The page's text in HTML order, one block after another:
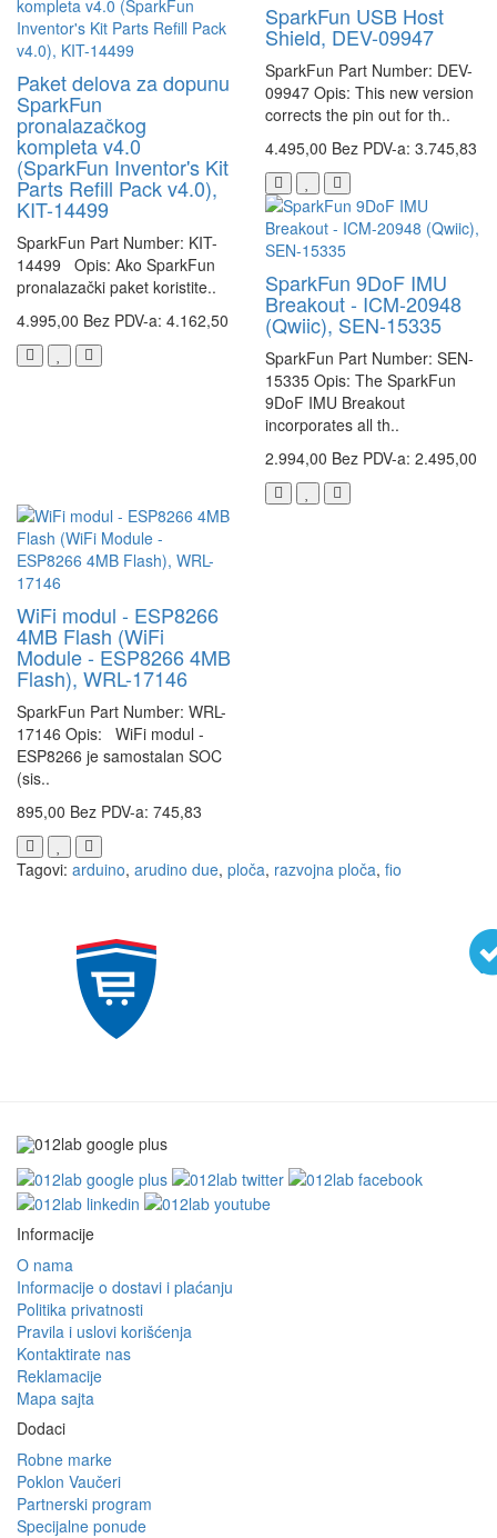
Paket delova za dopunu
SparkFun
pronalazačkog
kompleta v4.0
(SparkFun Inventor's Kit
Parts Refill Pack v4.0),
KIT-14499
SparkFun Part Number: KIT-
14499 Opis: Ako SparkFun
pronalazački paket koristite..
4.995,00 Bez PDV-a: 4.162,50
SparkFun USB Host
Shield, DEV-09947
SparkFun Part Number: DEV-
09947 Opis: This new version
corrects the pin out for th..
4.495,00 Bez PDV-a: 3.745,83
SparkFun 9DoF IMU
Breakout - ICM-20948
(Qwiic), SEN-15335
SparkFun Part Number: SEN-
15335 Opis: The SparkFun
9DoF IMU Breakout
incorporates all th..
2.994,00 Bez PDV-a: 2.495,00
WiFi modul - ESP8266
4MB Flash (WiFi
Module - ESP8266 4MB
Flash), WRL-17146
SparkFun Part Number: WRL-
17146 Opis: WiFi modul -
ESP8266 je samostalan SOC
(sis..
895,00 Bez PDV-a: 745,83
Tagovi: arduino, arudino due, ploča, razvojna ploča, fio
Informacije
O nama
Informacije o dostavi i plaćanju
Politika privatnosti
Pravila i uslovi korišćenja
Kontaktirate nas
Reklamacije
Mapa sajta
Dodaci
Robne marke
Poklon Vaučeri
Partnerski program
Specijalne ponude